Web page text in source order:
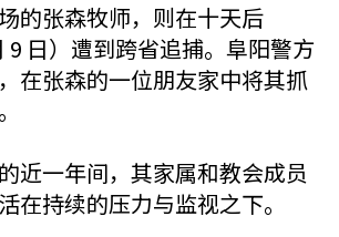
的张森牧师，则在十天后
9 日）遭到跨省追捕。阜阳警方
在张森的一位朋友家中将其抓
近一年间，其家属和教会成员
在持续的压力与监视之下。